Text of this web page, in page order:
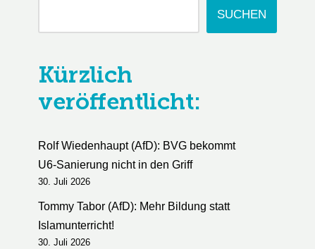
SUCHEN
Kürzlich
veröffentlicht:
Rolf Wiedenhaupt (AfD): BVG bekommt
U6-Sanierung nicht in den Griff
30. Juli 2026
Tommy Tabor (AfD): Mehr Bildung statt
Islamunterricht!
30. Juli 2026